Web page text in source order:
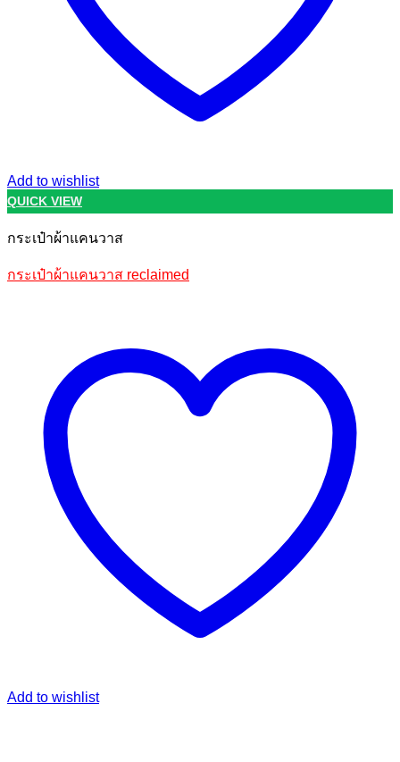
Add to wishlist
QUICK VIEW
กระเป๋าผ้าแคนวาส
กระเป๋าผ้าแคนวาส reclaimed
Add to wishlist